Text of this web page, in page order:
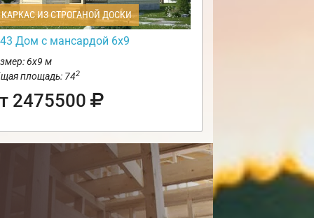
ИЗ СТРОГАНОЙ ДОСКИ
Дом с мансардой 6х9
6х9 м
площадь: 742
2475500